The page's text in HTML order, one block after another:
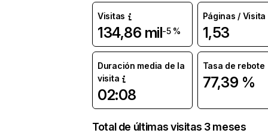
Visitas
134,86 mil-5 %
Páginas / Visita
1,53
Duración media de la
visita
02:08
Tasa de rebote
77,39 %
Total de últimas visitas 3 meses